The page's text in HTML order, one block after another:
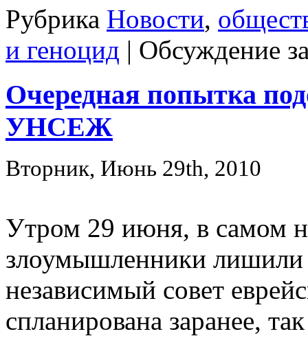
Рубрика Новости,
и геноцид | Обсуждение
Очередная попытка
УНСЕЖ
Вторник, Июнь 29th, 2010
Утром 29 июня, в самом
злоумышленники лишили
независимый совет
спланирована заранее,